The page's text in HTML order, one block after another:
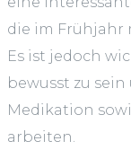
die im Frühjahr
Es ist jedoch
bewusst zu
Medikation
arbeiten.